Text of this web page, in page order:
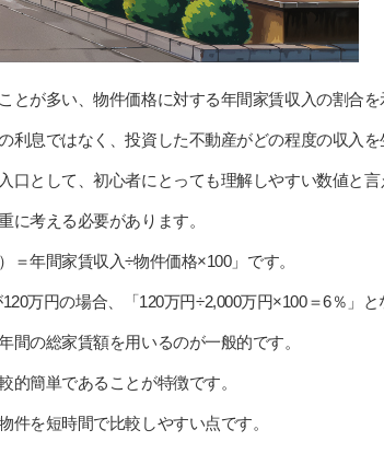
とが多い、物件価格に対する年間家賃収入の割合
利息ではなく、投資した不動産がどの程度の収入
口として、初心者にとっても理解しやすい数値と
に考える必要があります。
年間家賃収入÷物件価格×100」です。
万円の場合、「120万円÷2,000万円×100＝6％」
の総家賃額を用いるのが一般的です。
的簡単であることが特徴です。
を短時間で比較しやすい点です。